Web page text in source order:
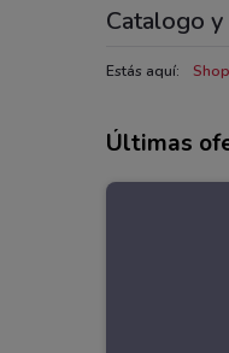
Catalogo
Estás aquí:
Últimas